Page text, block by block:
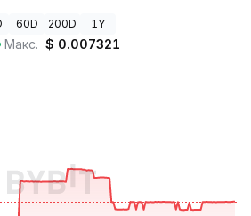
60D 200D 1Y
Макс. $ 0.007321